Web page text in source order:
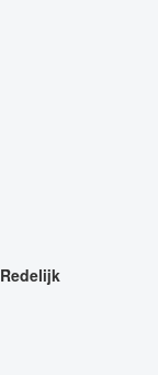
Redelijk